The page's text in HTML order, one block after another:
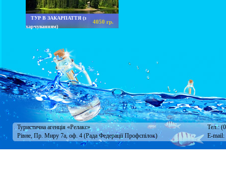
ТУР В ЗАКАРПАТТЯ (з
харчуванням)
4050 гр.
Туристична агенція «Релакс»
Тел.:
Рівне, Пр. Миру 7а, оф. 4 (Рада Федерації Профспілок)
E-mail: